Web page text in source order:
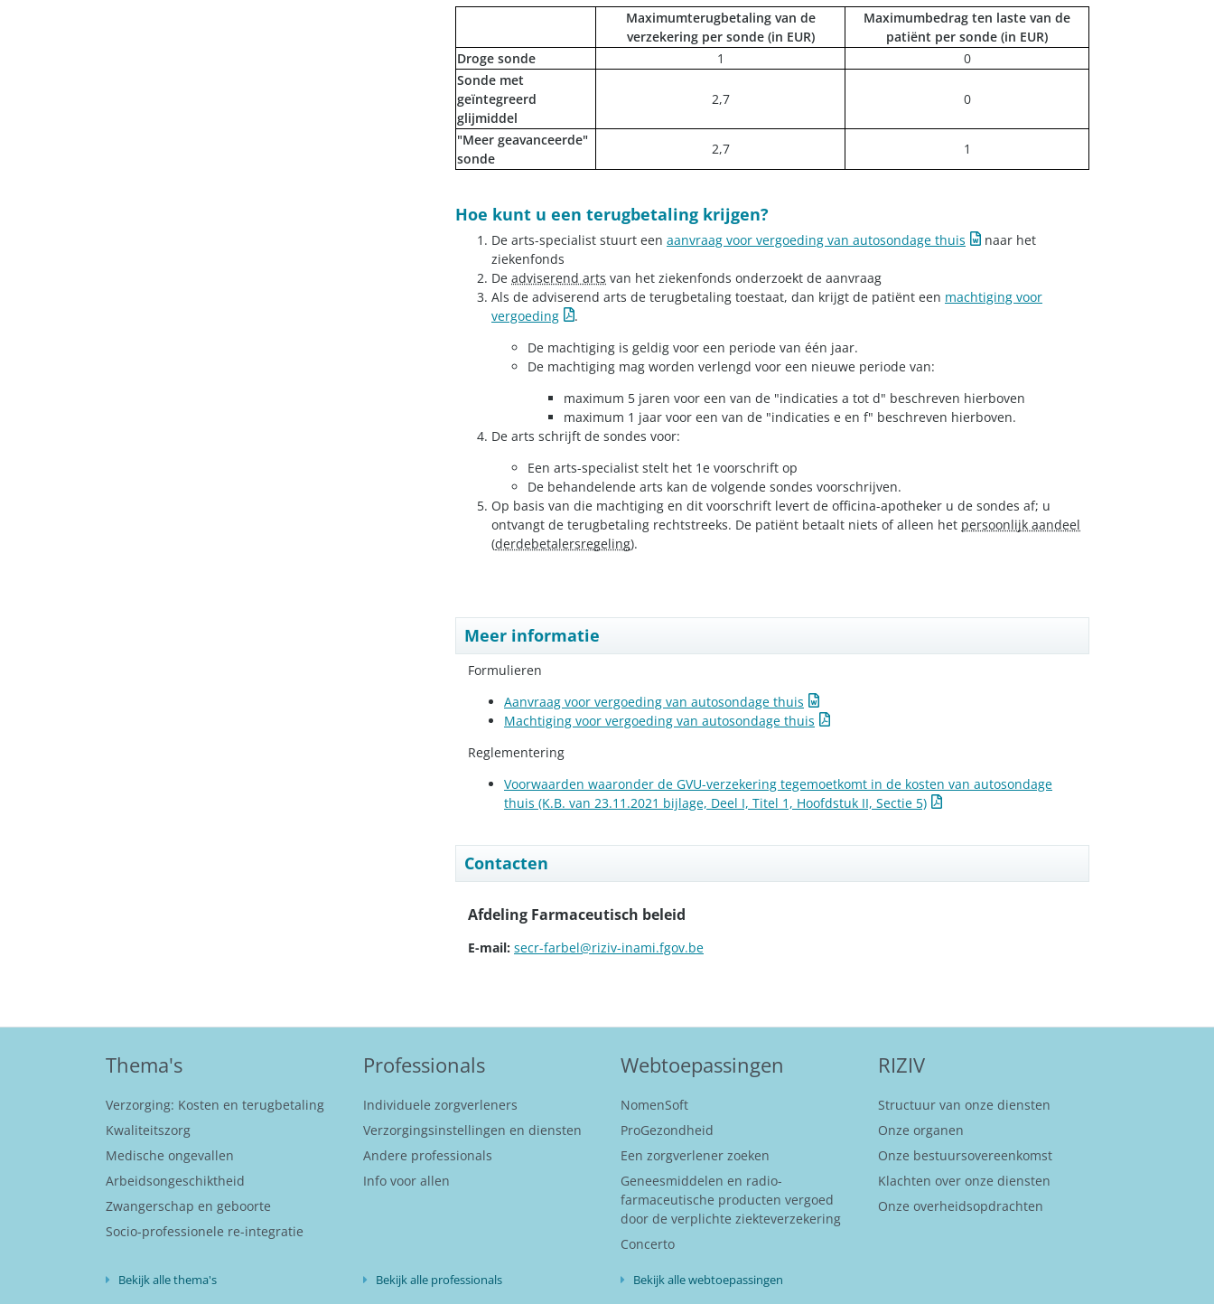
Maximumterugbetaling van de
verzekering per sonde (in EUR)
Maximumbedrag ten laste van de
patiënt per sonde (in EUR)
Droge sonde
​1
​0
Sonde met
geïntegreerd
glijmiddel
​2,7 ​0
"Meer geavanceerde"
sonde
2,7​​ 1​
Hoe kunt u een terugbetaling krijgen?
De arts-specialist stuurt een aanvraag voor vergoeding van autosondage thuis
naar het
ziekenfonds
De adviserend arts van het ziekenfonds onderzoekt de aanvraag
Als de adviserend arts de terugbetaling toestaat, dan krijgt de patiënt een machtiging voor
vergoeding
.
De machtiging is geldig voor een periode van één jaar.
De machtiging mag worden verlengd voor een nieuwe periode van:
maximum 5 jaren voor een van de "indicaties a tot d" beschreven hierboven
maximum 1 jaar voor een van de "indicaties e en f" beschreven hierboven.
De arts schrijft de sondes voor:
Een arts-specialist stelt het 1e voorschrift op
De behandelende arts kan de volgende sondes voorschrijven.
Op basis van die machtiging en dit voorschrift levert de officina-apotheker u de sondes af; u
ontvangt de terugbetaling rechtstreeks. De patiënt betaalt niets of alleen het persoonlijk aandeel
(derdebetalersregeling).
Meer informatie
Formulieren
Aanvraag voor vergoeding van autosondage thuis
Machtiging voor vergoeding van autosondage thuis
Reglementering
Voorwaarden waaronder de GVU-verzekering tegemoetkomt in de kosten van autosondage
thuis (K.B. van 23.11.2021 bijlage, Deel I, Titel 1, Hoofdstuk II, Sectie 5)
Contacten
Afdeling Farmaceutisch beleid
E-mail: secr-farbel@riziv-inami.fgov.be
Thema's
Verzorging: Kosten en terugbetaling
Kwaliteitszorg
Medische ongevallen
Arbeidsongeschiktheid
Zwangerschap en geboorte
Socio-professionele re-integratie
Bekijk alle thema's
Professionals
Individuele zorgverleners
Verzorgingsinstellingen en diensten
Andere professionals
Info voor allen
Bekijk alle professionals
Webtoepassingen
NomenSoft
ProGezondheid
Een zorgverlener zoeken
Geneesmiddelen en radio-
farmaceutische producten vergoed
door de verplichte ziekteverzekering
Concerto
Bekijk alle webtoepassingen
RIZIV
Structuur van onze diensten
Onze organen
Onze bestuursovereenkomst
Klachten over onze diensten
Onze overheidsopdrachten